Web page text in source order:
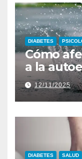
DIABETES
Cómo
a la
diaria
12/11/2025
DIABETES SALUD